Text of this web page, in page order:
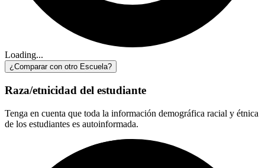
Loading...
¿Comparar con otro Escuela?
Raza/etnicidad del estudiante
Tenga en cuenta que toda la información demográfica racial y étnica
de los estudiantes es autoinformada.